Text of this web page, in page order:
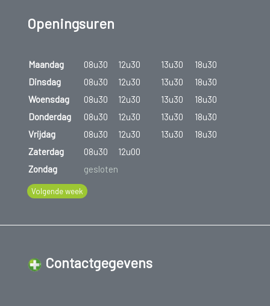
Openingsuren
Maandag 08u30 12u30 13u30
18u30
Dinsdag
08u30 12u30 13u30
18u30
Woensdag
08u30 12u30 13u30
18u30
Donderdag
08u30 12u30 13u30
18u30
Vrijdag
08u30 12u30 13u30
18u30
Zaterdag
08u30
12u00
Zondag
gesloten
Volgende week
Contactgegevens